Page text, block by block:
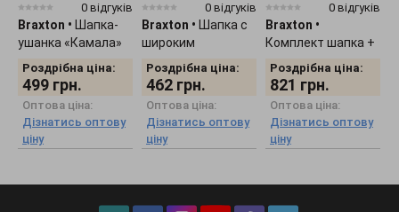
0 відгуків
Braxton •
Шапка-
ушанка «Камала»
Роздрібна ціна:
499 грн.
Оптова ціна:
Дізнатись оптову
ціну
0 відгуків
Braxton •
Шапка с
широким
отворотом "Кьяра"
5167
Роздрібна ціна:
462 грн.
Оптова ціна:
Дізнатись оптову
ціну
0 відгуків
Braxton •
Комплект шапка +
шарф + рукавички
женский 5309
Роздрібна ціна:
821 грн.
Оптова ціна:
Дізнатись оптову
ціну